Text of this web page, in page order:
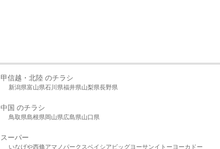
甲信越・北陸 のチラシ
新潟県富山県石川県福井県山梨県長野県
中国 のチラシ
鳥取県島根県岡山県広島県山口県
スーパー
いなげや西條アマノパークスベイシア ビッグヨーサンイトーヨーカドー